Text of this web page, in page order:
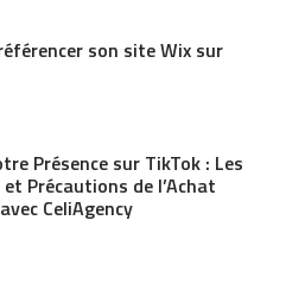
son site Wix sur
Présence sur TikTok : Les
Précautions de l’Achat
CeliAgency